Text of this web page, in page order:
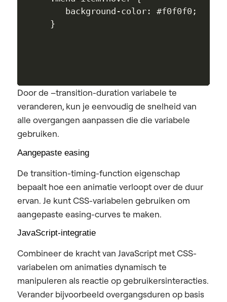
   background-color: #f0f0f0;
Door de –transition-duration variabele te
veranderen, kun je eenvoudig de snelheid van
alle overgangen aanpassen die die variabele
gebruiken.
Aangepaste easing
De transition-timing-function eigenschap
bepaalt hoe een animatie verloopt over de duur
ervan. Je kunt CSS-variabelen gebruiken om
aangepaste easing-curves te maken.
JavaScript-integratie
Combineer de kracht van JavaScript met CSS-
variabelen om animaties dynamisch te
manipuleren als reactie op gebruikersinteracties.
Verander bijvoorbeeld overgangsduren op basis